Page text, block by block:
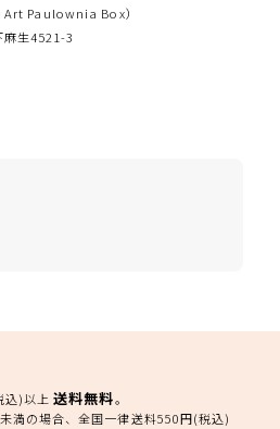
Paulownia Box）
生4521-3
込)以上送料無料。
満の場合、全国一律送料550円(税込)